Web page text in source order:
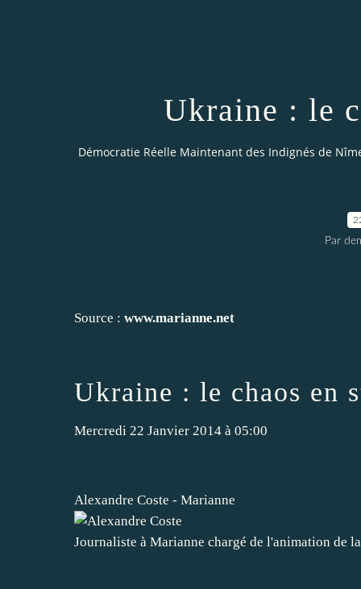
Ukraine : le
Démocratie Réelle Maintenant des Indignés de
Par
Source : www.marianne.net
Ukraine : le chaos en
Mercredi 22 Janvier 2014 à 05:00
Alexandre Coste - Marianne
Journaliste à Marianne chargé de l'animation de